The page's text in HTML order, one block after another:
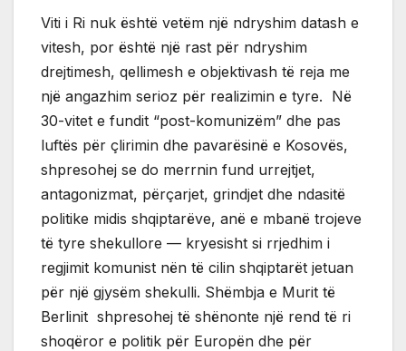
Viti i Ri nuk është vetëm një ndryshim datash e
vitesh, por është një rast për ndryshim
drejtimesh, qellimesh e objektivash të reja me
një angazhim serioz për realizimin e tyre. Në
30-vitet e fundit “post-komunizëm” dhe pas
luftës për çlirimin dhe pavarësinë e Kosovës,
shpresohej se do merrnin fund urrejtjet,
antagonizmat, përçarjet, grindjet dhe ndasitë
politike midis shqiptarëve, anë e mbanë trojeve
të tyre shekullore — kryesisht si rrjedhim i
regjimit komunist nën të cilin shqiptarët jetuan
për një gjysëm shekulli. Shëmbja e Murit të
Berlinit shpresohej të shënonte një rend të ri
shoqëror e politik për Europën dhe për